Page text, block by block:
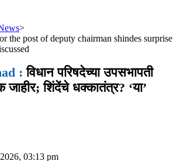
>
the post of deputy chairman shindes surprise
: विधान परिषदेच्या उपसभापती
जाहीर; शिंदेंचे धक्कातंत्र? ‘या’
03:13 pm